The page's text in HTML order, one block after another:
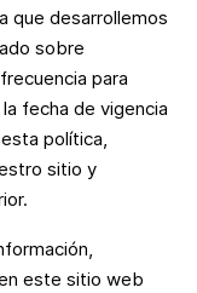
que desarrollemos
sobre
para
fecha de vigencia
política,
sitio y
este sitio web